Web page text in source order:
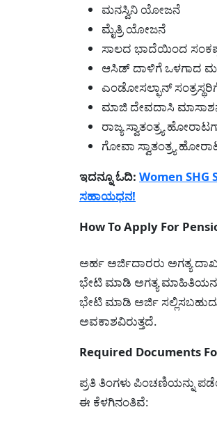
ಮನಸ್ವಿನಿ ಯೋಜನೆ
ಮೈತ್ರಿ ಯೋಜನೆ
ಸಾಲದ ಭಾದೆಯಿಂದ
ಆಸಿಡ್‌ ದಾಳಿಗೆ ಒಳಗಾದ
ಎಂಡೋಸಲ್ಫಾನ್‌
ಮಾಜಿ ದೇವದಾಸಿ
ರಾಜ್ಯ ಸ್ವಾತಂತ್ರ್ಯ
ಗೋವಾ ಸ್ವಾತಂತ್ರ್ಯ
ಇದನ್ನೂ ಓದಿ: Women
ಸಹಾಯಧನ!
How To Apply For
ಅರ್ಹ ಅರ್ಜಿದಾರರು ಅಗತ್ಯ
ಭೇಟಿ ಮಾಡಿ ಅಗತ್ಯ
ಭೇಟಿ ಮಾಡಿ ಅರ್ಜಿ
ಅವಕಾಶವಿರುತ್ತದೆ.
Required Documents
ಪ್ರತಿ ತಿಂಗಳು ಪಿಂಚಣಿಯನ್ನು
ಈ ಕೆಳಗಿನಂತಿವೆ: